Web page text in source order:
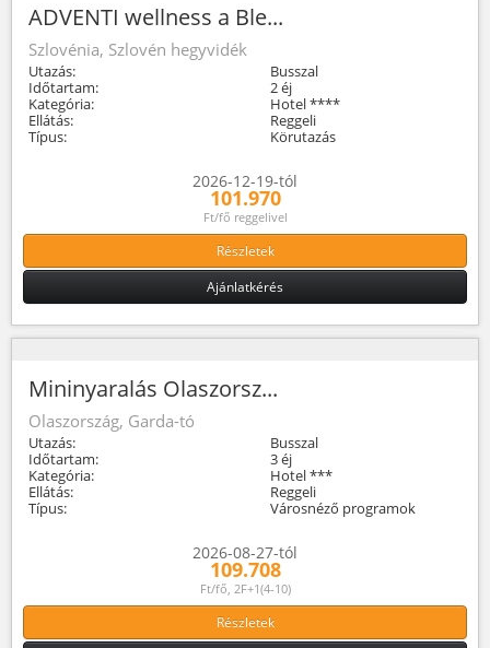
ADVENTI wellness a Ble...
Szlovénia, Szlovén hegyvidék
Utazás:
Busszal
Időtartam:
2 éj
Kategória:
Hotel ****
Ellátás:
Reggeli
Típus:
Körutazás
2026-12-19-tól
101.970
Ft/fő reggelivel
Részletek
Ajánlatkérés
Mininyaralás Olaszorsz...
Olaszország, Garda-tó
Utazás:
Busszal
Időtartam:
3 éj
Kategória:
Hotel ***
Ellátás:
Reggeli
Típus:
Városnéző programok
2026-08-27-tól
109.708
Ft/fő, 2F+1(4-10)
Részletek